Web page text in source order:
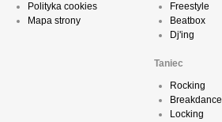
Polityka cookies
Mapa strony
Freestyle
Beatbox
Dj'ing
Taniec
Rocking
Breakdance
Locking